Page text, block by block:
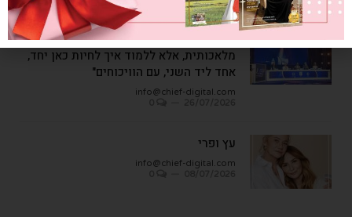
"העבודה האמיתית היא לא לחפש אחדות
מלאכותית, אלא ללמוד איך לחיות כאן יחד,
אחד ליד השני, עם הוויכוחים"
info@chief-digital.com
עץ ופרי
info@chief-digital.com